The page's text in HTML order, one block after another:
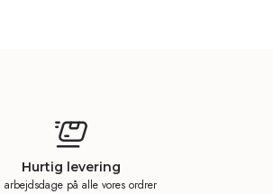
Hurtig levering
arbejdsdage på alle vores ordrer